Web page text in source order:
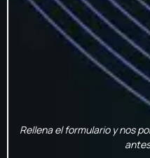
Rellena el formulario y nos